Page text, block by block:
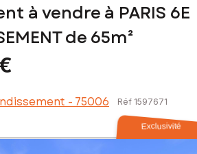
à vendre à PARIS 6E
de 65m²
- 75006 Réf 1597671
Exclusivité